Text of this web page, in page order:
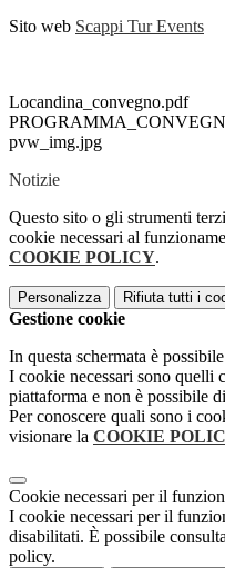
Sito web Scappi Tur Events
Locandina_convegno.pdf
pvw_img.jpg
Notizie
Questo sito o gli strumenti
cookie necessari al
COOKIE POLICY.
Personalizza Rifiuta tutti i
Gestione cookie
In questa schermata è
I cookie necessari sono quelli
piattaforma e non è possibile
Per conoscere quali sono i
visionare la COOKIE
Cookie necessari per il
I cookie necessari per il
disabilitati. È possibile
policy.